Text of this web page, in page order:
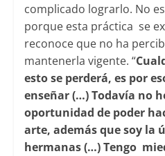
complicado lograrlo. No
porque esta práctica se
reconoce que no ha
mantenerla vigente. “
esto se perderá, es por
enseñar (…) Todavía no
oportunidad de poder
arte, además que soy la
hermanas (…) Tengo